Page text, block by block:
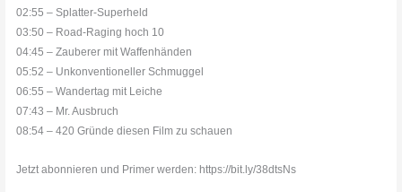
02:55 – Splatter-Superheld
03:50 – Road-Raging hoch 10
04:45 – Zauberer mit Waffenhänden
05:52 – Unkonventioneller Schmuggel
06:55 – Wandertag mit Leiche
07:43 – Mr. Ausbruch
08:54 – 420 Gründe diesen Film zu schauen
Jetzt abonnieren und Primer werden: https://bit.ly/38dtsNs